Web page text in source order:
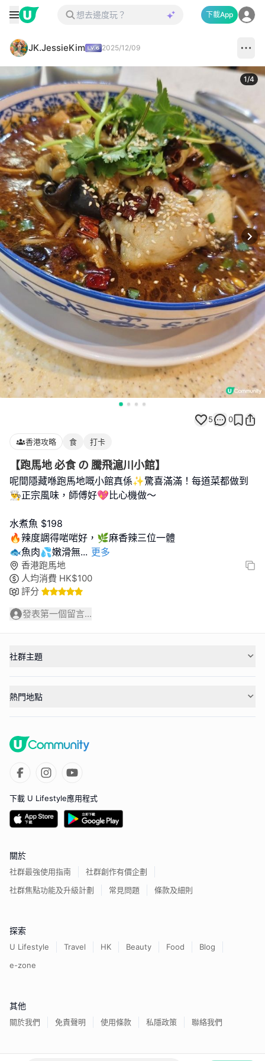
下載App
JK.JessieKim 2025/12/09
1/4
5 0
香港攻略 食 打卡
【跑馬地 必食 の 騰飛滬川小館】
呢間隱藏喺跑馬地嘅小館真係✨驚喜滿滿！每道菜都做到
👨‍🍳正宗風味，師傅好💖比心機做～
水煮魚 $198
🔥辣度調得啱啱好，🌿麻香辣三位一體
🐟魚肉💦嫩滑無... 更多
香港跑馬地
人均消費 HK$100
評分
發表第一個留言...
社群主題
熱門地點
下載 U Lifestyle應用程式
關於
社群最強使用指南
社群創作有價企劃
社群焦點功能及升級計劃
常見問題 條款及細則
探索
U Lifestyle Travel HK Beauty Food
Blog
e-zone
其他
關於我們 免責聲明 使用條款 私隱政策 聯絡我們